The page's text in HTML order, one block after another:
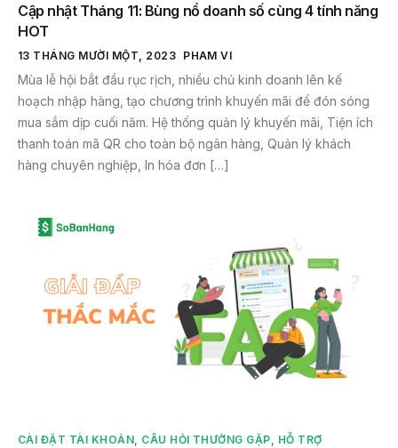
Cập nhật Tháng 11: Bùng nổ doanh số cùng 4 tính năng
HOT
13 THÁNG MƯỜI MỘT, 2023 PHAM VI
Mùa lễ hội bắt đầu rục rịch, nhiều chủ kinh doanh lên kế
hoạch nhập hàng, tạo chương trình khuyến mãi để đón sóng
mua sắm dịp cuối năm. Hệ thống quản lý khuyến mãi, Tiện ích
thanh toán mã QR cho toàn bộ ngân hàng, Quản lý khách
hàng chuyên nghiệp, In hóa đơn […]
CÀI ĐẶT TÀI KHOẢN, CÂU HỎI THƯỜNG GẶP, HỖ TRỢ